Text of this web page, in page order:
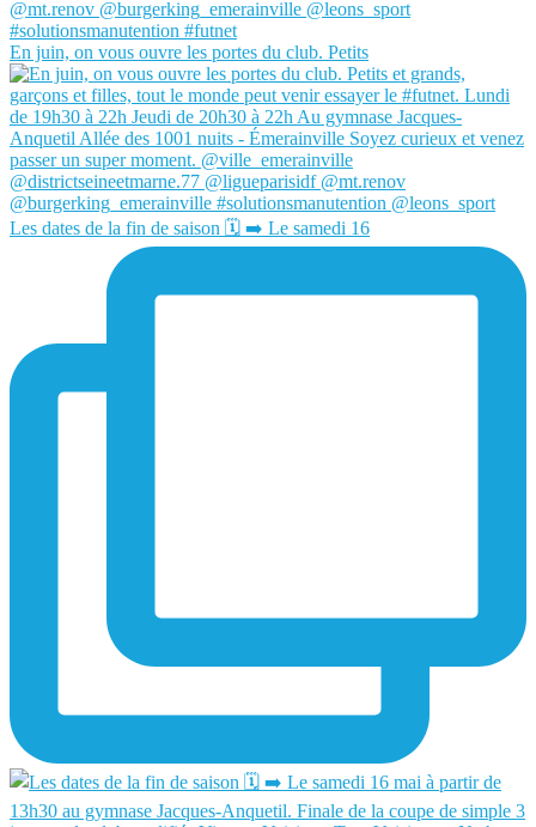
En juin, on vous ouvre les portes du club. Petits
Les dates de la fin de saison 🗓️ ➡️ Le samedi 16